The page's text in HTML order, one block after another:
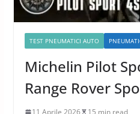
TEST PNEUMATICI AUTO
Michelin Pilot
Range Rover
11 Aprile 2026 15 min read